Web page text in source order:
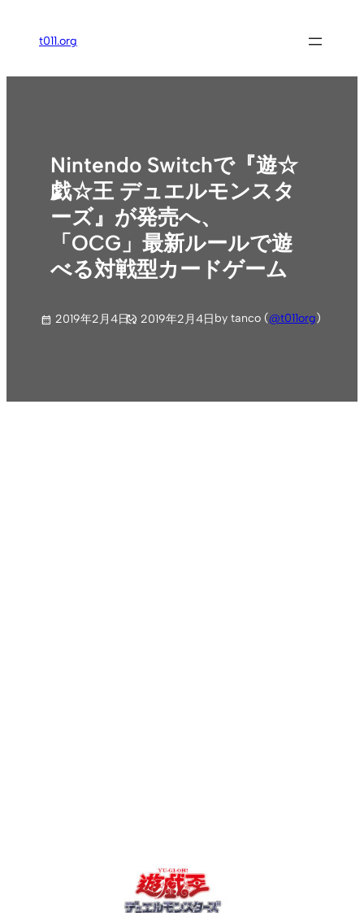
ス
t011.org
Nintendo Switchで『遊☆
戯☆王 デュエルモンスタ
ーズ』が発売へ、
「OCG」最新ルールで遊
べる対戦型カードゲーム
2019年2月4日 2019年2月4日by tanco (@t011org)